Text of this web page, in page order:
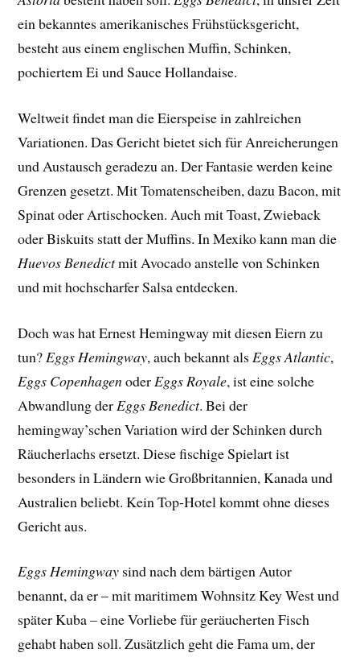
ein bekanntes amerikanisches Frühstücksgericht,
besteht aus einem englischen Muffin, Schinken,
pochiertem Ei und Sauce Hollandaise.
Weltweit findet man die Eierspeise in zahlreichen
Variationen. Das Gericht bietet sich für Anreicherungen
und Austausch geradezu an. Der Fantasie werden keine
Grenzen gesetzt. Mit Tomatenscheiben, dazu Bacon, mit
Spinat oder Artischocken. Auch mit Toast, Zwieback
oder Biskuits statt der Muffins. In Mexiko kann man die
Huevos Benedictmit Avocado anstelle von Schinken
und mit hochscharfer Salsa entdecken.
Doch was hat Ernest Hemingway mit diesen Eiern zu
tun? Eggs Hemingway, auch bekannt als Eggs Atlantic,
Eggs Copenhagenoder Eggs Royale, ist eine solche
Abwandlung der Eggs Benedict. Bei der
hemingway’schen Variation wird der Schinken durch
Räucherlachs ersetzt. Diese fischige Spielart ist
besonders in Ländern wie Großbritannien, Kanada und
Australien beliebt. Kein Top-Hotel kommt ohne dieses
Gericht aus.
Eggs Hemingway sind nach dem bärtigen Autor
benannt, da er – mit maritimem Wohnsitz Key West und
später Kuba – eine Vorliebe für geräucherten Fisch
gehabt haben soll. Zusätzlich geht die Fama um, der